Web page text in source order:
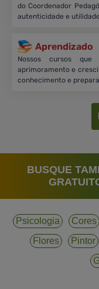
do Coordenador
autenticidade e
Aprendizado
Nossos cursos que
aprimoramento e
conhecimento e
BUSQUE
Psicologia Cores
Flores
Pintor